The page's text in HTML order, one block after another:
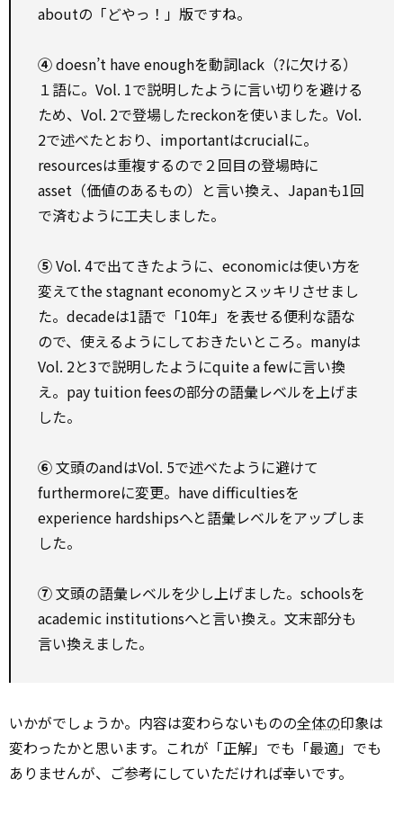
aboutの「どやっ！」版ですね。
④doesn’t have enoughを動詞lack（?に欠ける）
１語に。Vol. 1で説明したように言い切りを避ける
ため、Vol. 2で登場したreckonを使いました。Vol.
2で述べたとおり、importantはcrucialに。
resourcesは重複するので２回目の登場時に
asset（価値のあるもの）と言い換え、Japanも1回
で済むように工夫しました。
⑤Vol. 4で出てきたように、economicは使い方を
変えてthe stagnant economyとスッキリさせまし
た。decadeは1語で「10年」を表せる便利な語な
ので、使えるようにしておきたいところ。manyは
Vol. 2と3で説明したようにquite a fewに言い換
え。pay tuition feesの部分の語彙レベルを上げま
した。
⑥文頭のandはVol. 5で述べたように避けて
furthermoreに変更。have difficultiesを
experience hardshipsへと語彙レベルをアップしま
した。
⑦文頭の語彙レベルを少し上げました。schoolsを
academic institutionsへと言い換え。文末部分も
言い換えました。
いかがでしょうか。内容は変わらないものの全体の印象は
変わったかと思います。これが「正解」でも「最適」でも
ありませんが、ご参考にしていただければ幸いです。